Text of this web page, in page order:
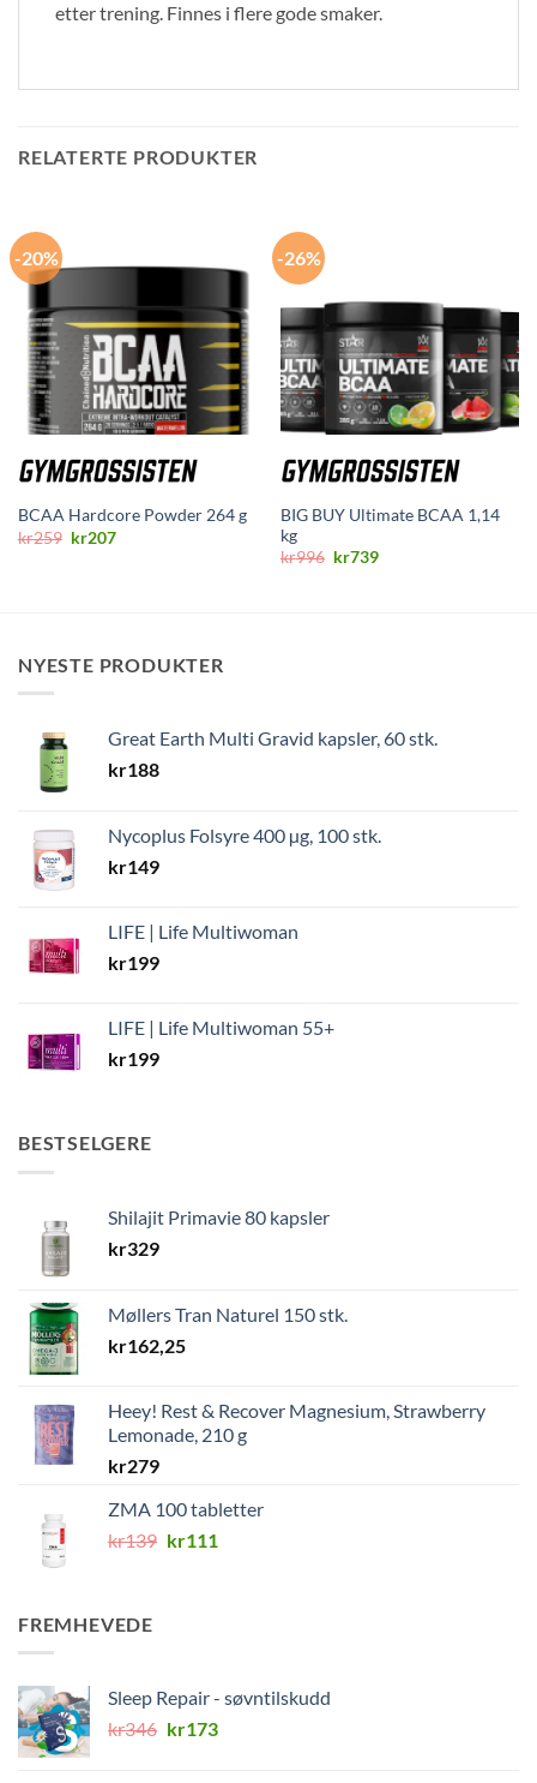
etter trening. Finnes i flere gode smaker.
RELATERTE PRODUKTER
-20%
BCAA Hardcore Powder 264 g
kr259 Opprinnelig
kr207Nåværende
-26%
BIG BUY Ultimate BCAA 1,14
kg
kr996 Opprinnelig
kr739Nåværende
NYESTE PRODUKTER
Great Earth Multi Gravid kapsler, 60 stk.
kr188
Nycoplus Folsyre 400 µg, 100 stk.
kr149
LIFE | Life Multiwoman
kr199
LIFE | Life Multiwoman 55+
kr199
BESTSELGERE
Shilajit Primavie 80 kapsler
kr329
Møllers Tran Naturel 150 stk.
kr162,25
Heey! Rest & Recover Magnesium, Strawberry
Lemonade, 210 g
kr279
ZMA 100 tabletter
kr139 Opprinnelig
kr111
FREMHEVEDE
Sleep Repair - søvntilskudd
kr346 Opprinnelig
kr173Nåværende